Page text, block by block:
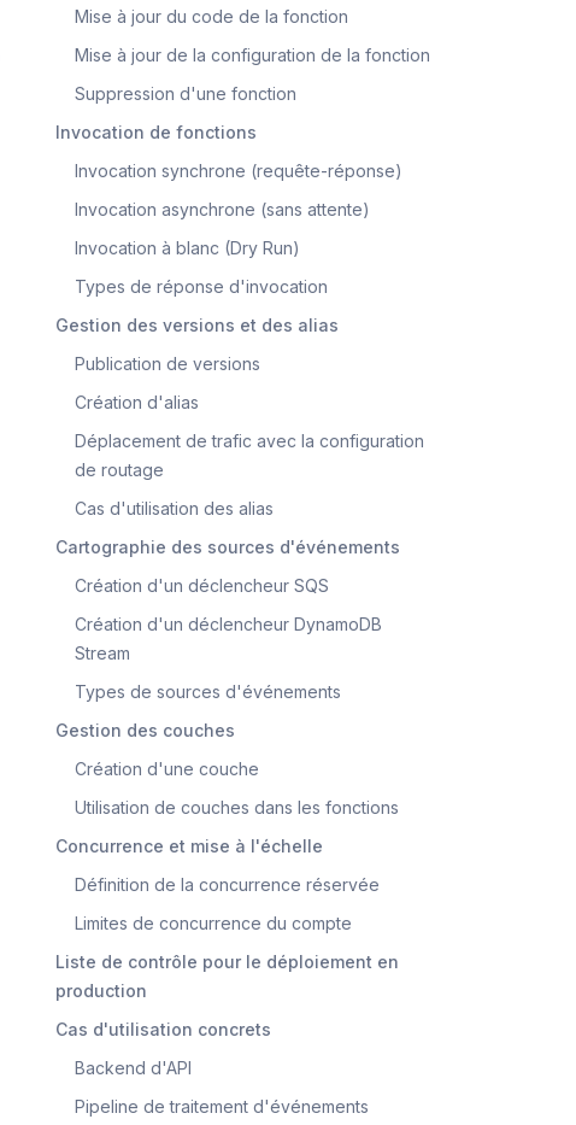
Mise à jour du code de la fonction
Mise à jour de la configuration de la fonction
Suppression d'une fonction
Invocation de fonctions
Invocation synchrone (requête-réponse)
Invocation asynchrone (sans attente)
Invocation à blanc (Dry Run)
Types de réponse d'invocation
Gestion des versions et des alias
Publication de versions
Création d'alias
Déplacement de trafic avec la configuration
de routage
Cas d'utilisation des alias
Cartographie des sources d'événements
Création d'un déclencheur SQS
Création d'un déclencheur DynamoDB
Stream
Types de sources d'événements
Gestion des couches
Création d'une couche
Utilisation de couches dans les fonctions
Concurrence et mise à l'échelle
Définition de la concurrence réservée
Limites de concurrence du compte
Liste de contrôle pour le déploiement en
production
Cas d'utilisation concrets
Backend d'API
Pipeline de traitement d'événements